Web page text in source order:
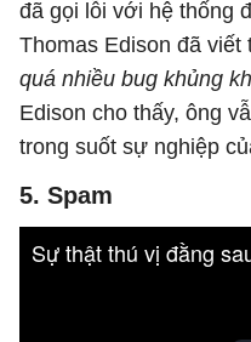
đã gọi lỗi với hệ thống
Thomas Edison đã viết
quá nhiều bug khủng
Edison cho thấy, ông
trong suốt sự nghiệp
5. Spam